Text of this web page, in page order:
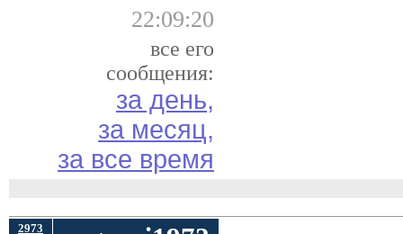
22:09:20
все его
сообщения:
за день,
за месяц,
за все время
2973